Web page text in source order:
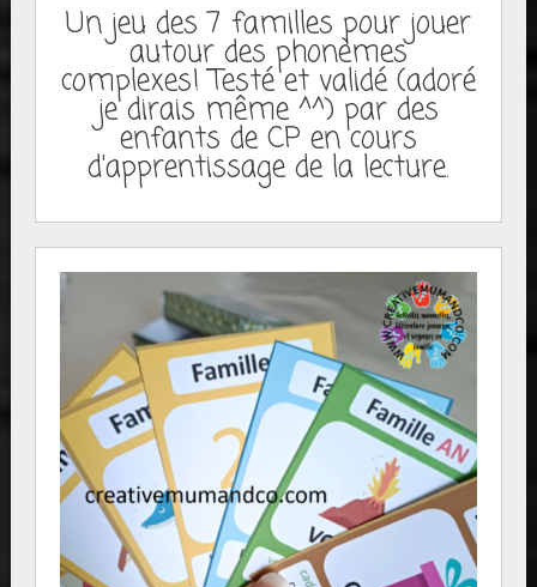
Un jeu des 7 familles pour jouer
autour des phonèmes
complexes! Testé et validé (adoré
je dirais même ^^) par des
enfants de CP en cours
d'apprentissage de la lecture.